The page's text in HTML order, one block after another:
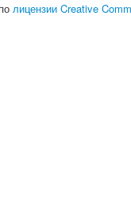
лицензии Creative